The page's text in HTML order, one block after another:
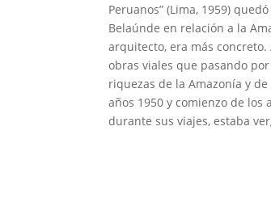
Peruanos” (Lima, 1959)
Belaúnde en relación a la
arquitecto, era más
obras viales que pasando
riquezas de la Amazonía y
años 1950 y comienzo de los
durante sus viajes, estaba